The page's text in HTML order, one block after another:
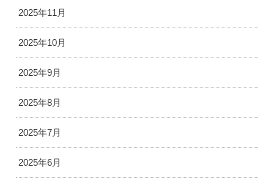
2025年11月
2025年10月
2025年9月
2025年8月
2025年7月
2025年6月